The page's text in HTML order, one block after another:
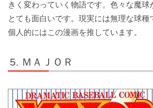
きく変わっていく物語です。色々な魔球
とても面白いです。現実には無理な球種
個人的にはこの漫画を推しています。
ＭＡＪＯＲ